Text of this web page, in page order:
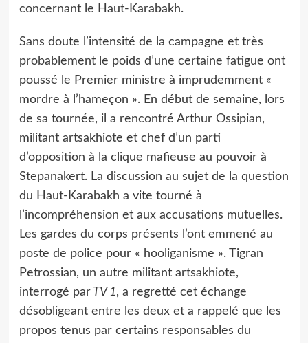
concernant le Haut-Karabakh.
Sans doute l’intensité de la campagne et très
probablement le poids d’une certaine fatigue ont
poussé le Premier ministre à imprudemment «
mordre à l’hameçon ». En début de semaine, lors
de sa tournée, il a rencontré Arthur Ossipian,
militant artsakhiote et chef d’un parti
d’opposition à la clique mafieuse au pouvoir à
Stepanakert. La discussion au sujet de la question
du Haut-Karabakh a vite tourné à
l’incompréhension et aux accusations mutuelles.
Les gardes du corps présents l’ont emmené au
poste de police pour « hooliganisme ». Tigran
Petrossian, un autre militant artsakhiote,
interrogé parTV 1, a regretté cet échange
désobligeant entre les deux et a rappelé que les
propos tenus par certains responsables du